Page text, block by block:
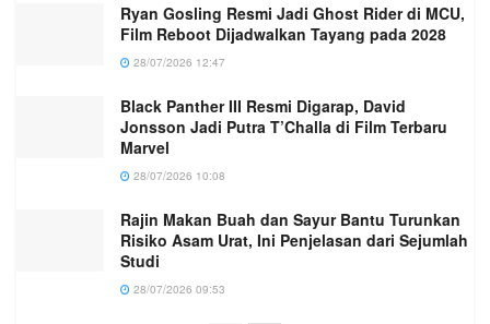
Ryan Gosling Resmi Jadi Ghost Rider di MCU,
Film Reboot Dijadwalkan Tayang pada 2028
28/07/2026 12:47
Black Panther III Resmi Digarap, David
Jonsson Jadi Putra T’Challa di Film Terbaru
Marvel
28/07/2026 10:08
Rajin Makan Buah dan Sayur Bantu Turunkan
Risiko Asam Urat, Ini Penjelasan dari Sejumlah
Studi
28/07/2026 09:53